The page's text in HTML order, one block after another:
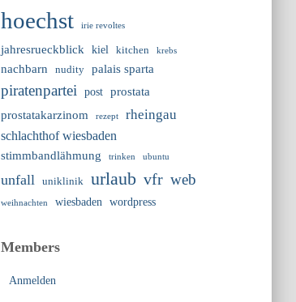
hoechst irie revoltes
jahresrueckblick kiel kitchen krebs
nachbarn nudity palais sparta
piratenpartei post
prostata
prostatakarzinom
rezept rheingau
schlachthof wiesbaden
stimmbandlähmung trinken ubuntu
unfall uniklinik urlaub vfr web
weihnachten wiesbaden wordpress
Members
Anmelden